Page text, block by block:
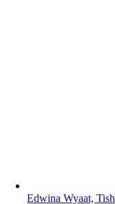
Edwina Wyaat, Tish